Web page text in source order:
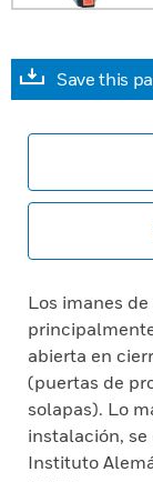
Save this
Los imanes
abierta en
(puertas de
solapas). Lo
instalación,
Instituto